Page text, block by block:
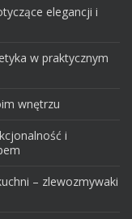
elegancji i
w praktycznym
wnętrzu
i
– zlewozmywaki